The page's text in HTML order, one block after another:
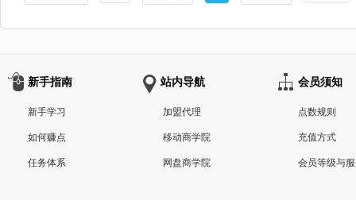
新手指南
新手学习
如何赚点
任务体系
站内导航
加盟代理
移动商学院
网盘商学院
会员须知
点数规则
充值方式
会员等级与